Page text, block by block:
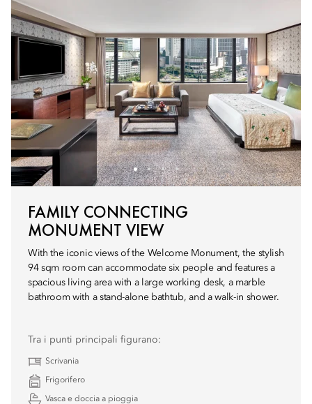
FAMILY CONNECTING
MONUMENT VIEW
With the iconic views of the Welcome Monument, the stylish
94 sqm room can accommodate six people and features a
spacious living area with a large working desk, a marble
bathroom with a stand-alone bathtub, and a walk-in shower.
Tra i punti principali figurano:
Scrivania
Frigorifero
Vasca e doccia a pioggia